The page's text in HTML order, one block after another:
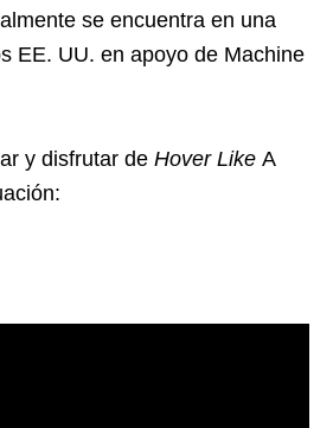
se encuentra en una
EE. UU. en apoyo de Machine
y disfrutar de Hover Like A